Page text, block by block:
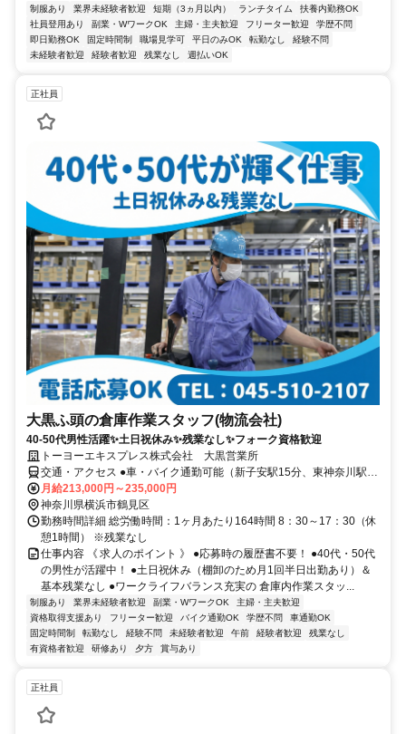
制服あり 業界未経験者歓迎 短期（3ヵ月以内） ランチタイム
扶養内勤務OK
社員登用あり
副業・WワークOK 主婦・主夫歓迎 フリーター歓迎
学歴不問
即日勤務OK
固定時間制 職場見学可 平日のみOK 転勤なし
経験不問
未経験者歓迎
経験者歓迎 残業なし 週払いOK
正社員
大黒ふ頭の倉庫作業スタッフ(物流会社)
40-50代男性活躍✨土日祝休み✨残業なし✨フォーク資格歓迎
トーヨーエキスプレス株式会社 大黒営業所
交通・アクセス ●車・バイク通勤可能（新子安駅15分、東神奈川駅・
鶴見駅20分） ●バス通勤も可能（「流通センター」下車すぐ 横浜駅
東口バスターミナル 14番乗り場発 （市営バス109系統） 鶴見駅前
（JR東口、京急西口） 6番乗り場発 （市営バス17系統））
月給213,000円～235,000円
神奈川県横浜市鶴見区
勤務時間詳細 総労働時間：1ヶ月あたり164時間 8：30～17：30（休
憩1時間） ※残業なし
仕事内容 《 求人のポイント 》 ●応募時の履歴書不要！ ●40代・50代
の男性が活躍中！ ●土日祝休み（棚卸のため月1回半日出勤あり）＆
基本残業なし ●ワークライフバランス充実の 倉庫内作業スタッ...
制服あり 業界未経験者歓迎 副業・WワークOK
主婦・主夫歓迎
資格取得支援あり
フリーター歓迎 バイク通勤OK 学歴不問
車通勤OK
固定時間制
転勤なし 経験不問 未経験者歓迎 午前 経験者歓迎
残業なし
有資格者歓迎
研修あり 夕方 賞与あり
正社員